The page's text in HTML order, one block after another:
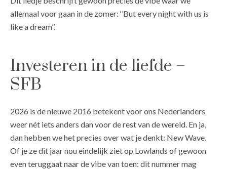
allemaal voor gaan in de zomer: ‘’But every night with us is
like a dream’’.
Investeren in de liefde –
SFB
2026 is de nieuwe 2016 betekent voor ons Nederlanders
weer nét iets anders dan voor de rest van de wereld. En ja,
dan hebben we het precies over wat je denkt: New Wave.
Of je ze dit jaar nou eindelijk ziet op Lowlands of gewoon
even teruggaat naar de vibe van toen: dit nummer mag